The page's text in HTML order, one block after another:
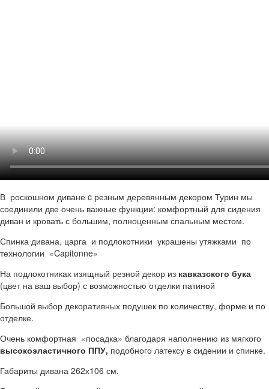
В роскошном диване c резным деревянным декором Турин мы
соединили две очень важные функции: комфортный для сидения
диван и кровать с большим, полноценным спальным местом.
Спинка дивана, царга и подлокотники украшены утяжками по
технологии «Capitonne»
На подлокотниках изящный резной декор из кавказского бука
(цвет на ваш выбор) с возможностью отделки патиной
Большой выбор декоративных подушек по количеству, форме и по
отделке.
Очень комфортная «посадка» благодаря наполнению из мягкого
высокоэластичного ППУ, подобного латексу в сидении и спинке.
Габариты дивана 262х106 см.